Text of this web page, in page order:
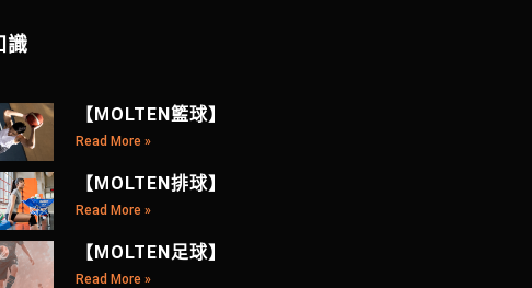
識
【MOLTEN籃球】
Read More »
【MOLTEN排球】
Read More »
【MOLTEN足球】
Read More »